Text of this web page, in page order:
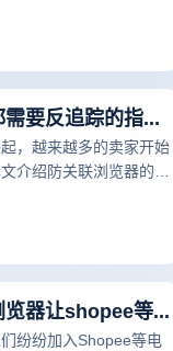
护个人隐私，越来越多
来保护他们的个人信
防关联浏览器是备受欢
为什么电商行业都需要反追踪的指纹浏览器？
，越来越多的卖家开始
介绍防关联浏览器的原
通过云登防关联浏览器让shopee等电商平台管理更安全
纷纷加入Shopee等电